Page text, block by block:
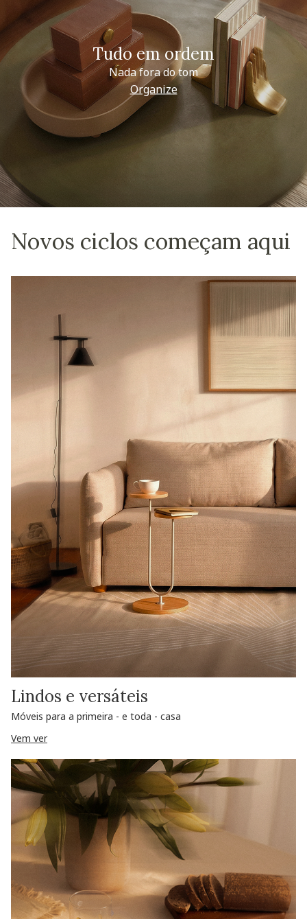
Tudo em ordem
Nada fora do tom
Organize
Novos ciclos começam aqui
Lindos e versáteis
Móveis para a primeira - e toda - casa
Vem ver